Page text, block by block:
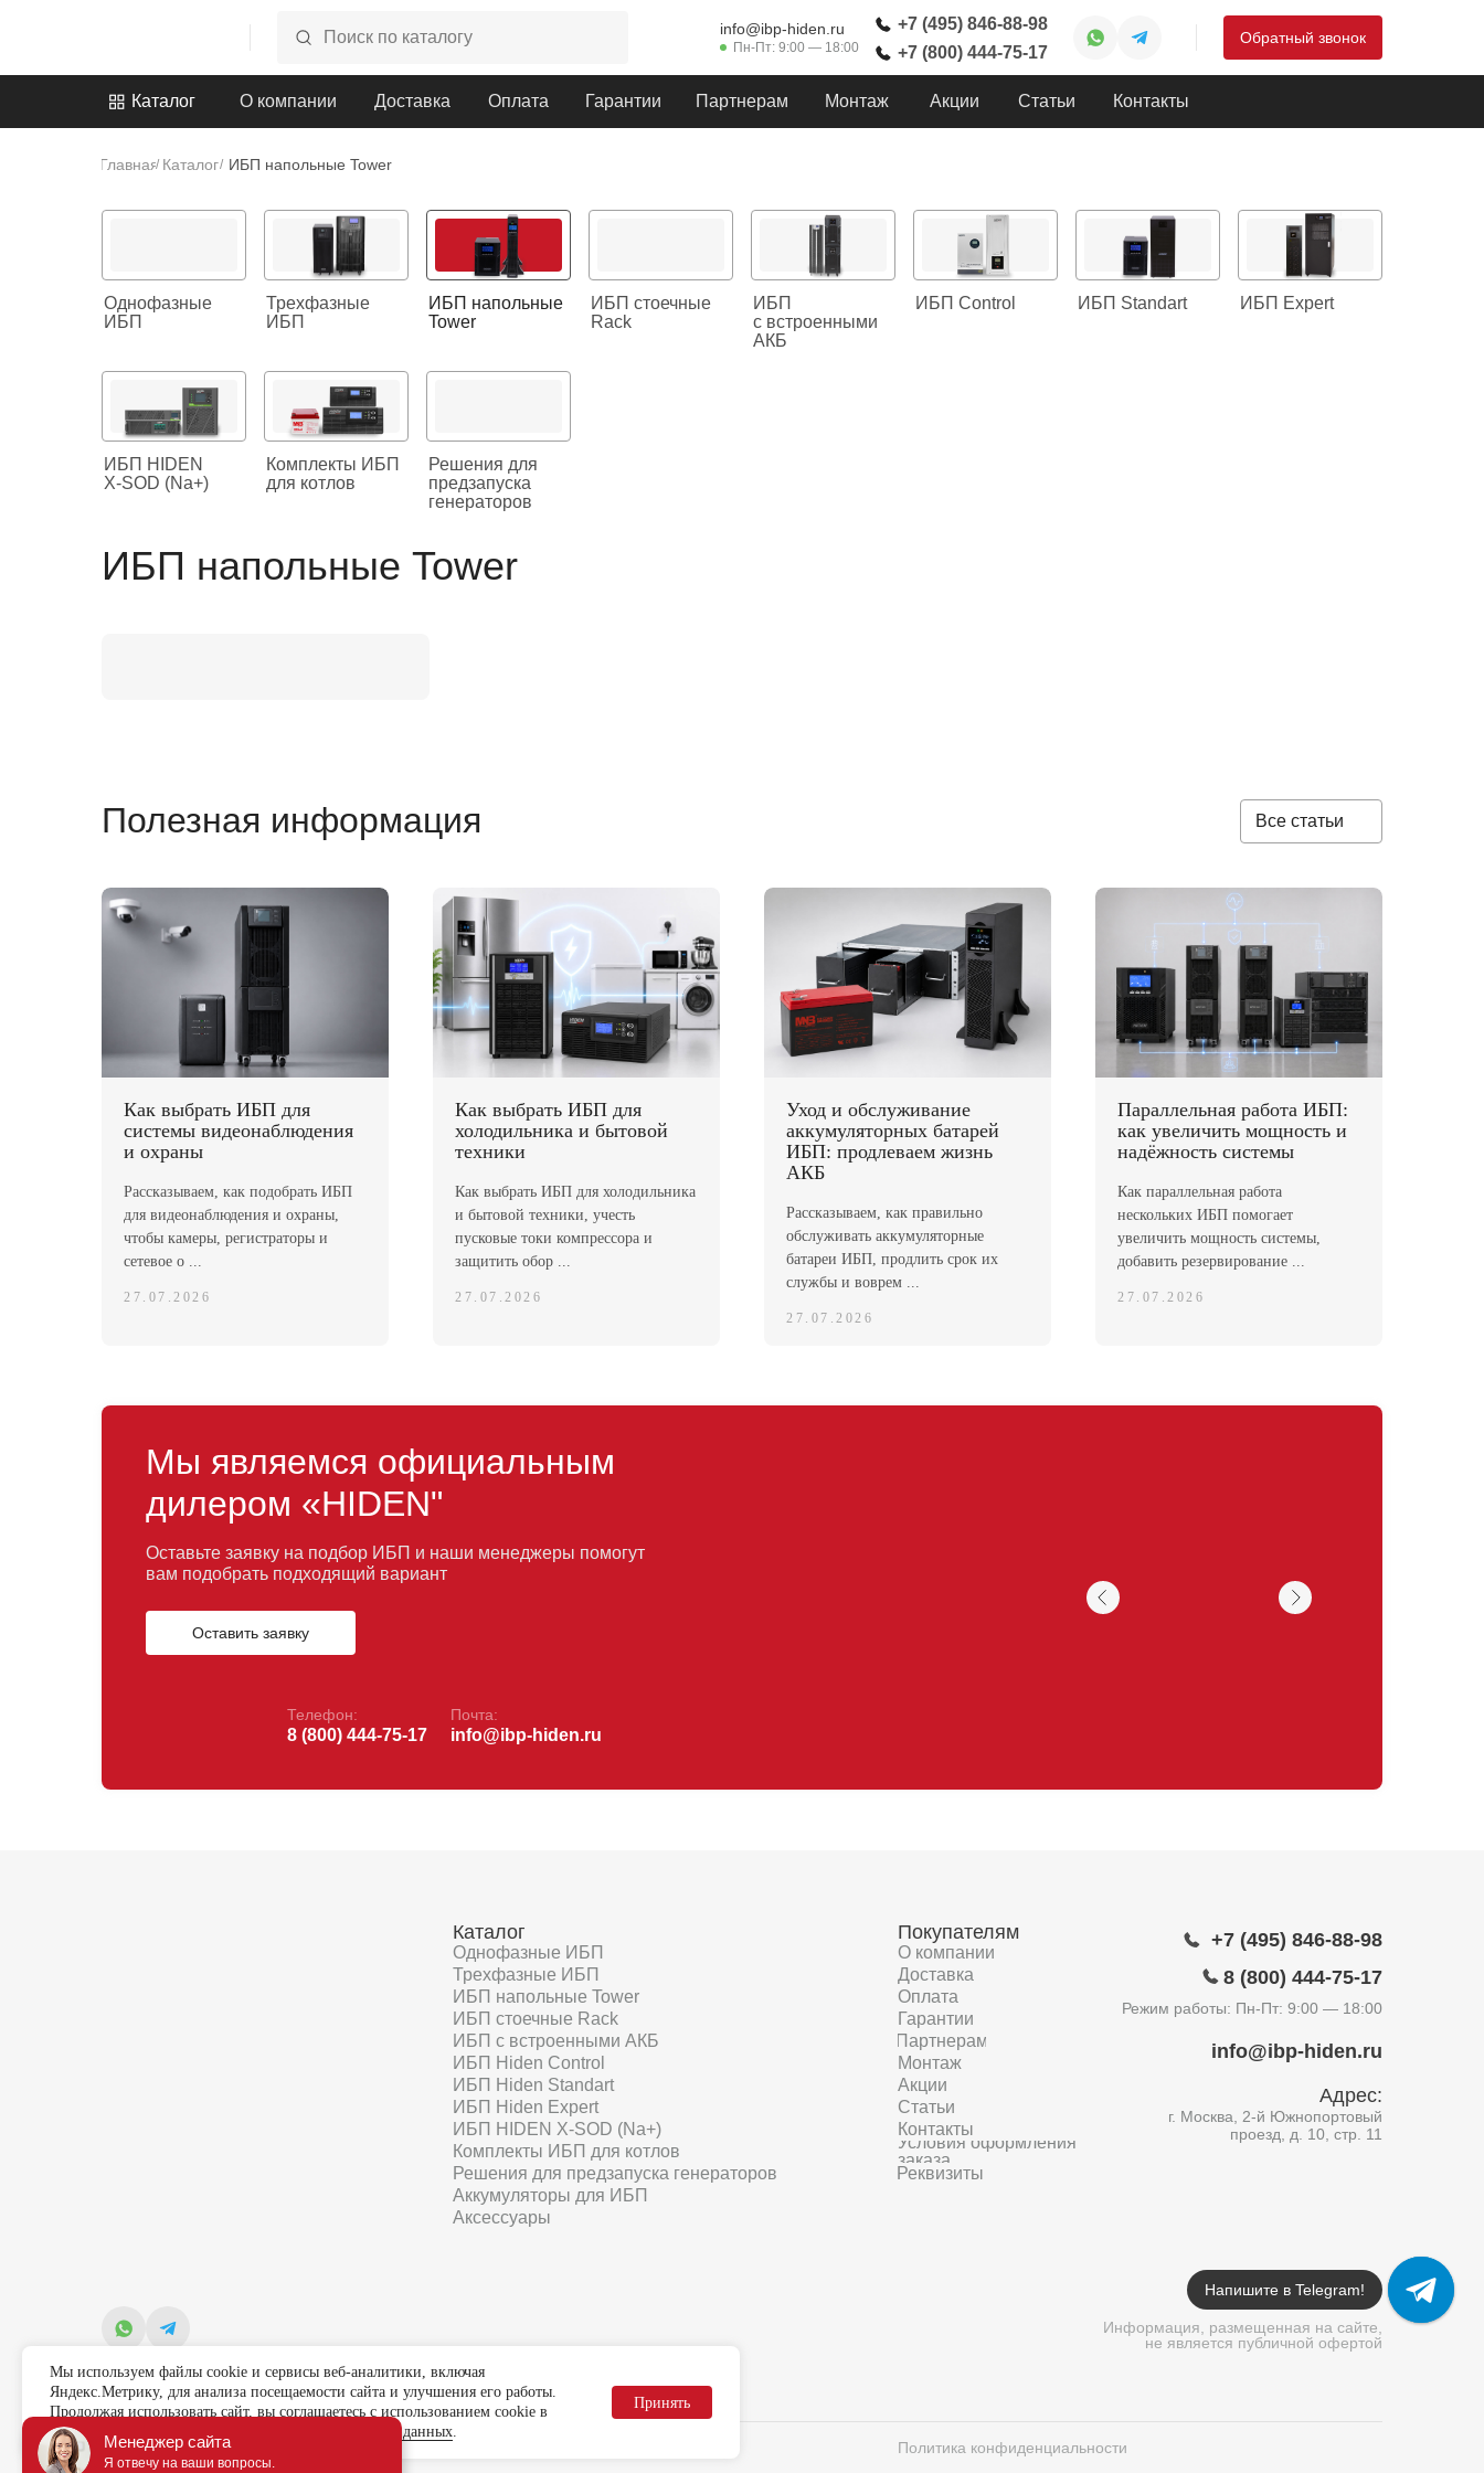
+7 (495) 846-88-98
info@ibp-hiden.ru Обратный звонок
Пн-Пт: 9:00 — 18:00 +7 (800) 444-75-17
Каталог О компании Доставка Оплата Гарантии Монтаж
Партнерам Акции Статьи Контакты
Главная/ Каталог/ ИБП напольные Tower
Однофазные
ИБП
Трехфазные
ИБП
ИБП напольные
Tower
ИБП стоечные
Rack
ИБП
с встроенными
АКБ
ИБП Control ИБП Standart ИБП Expert
ИБП HIDEN
X-SOD (Na+)
Комплекты ИБП
для котлов
Решения для
предзапуска
генераторов
ИБП напольные Tower
Полезная информация Все статьи
Как выбрать ИБП для
системы видеонаблюдения
и охраны
Рассказываем, как подобрать ИБП
для видеонаблюдения и охраны,
чтобы камеры, регистраторы и
сетевое о ...
27.07.2026
Как выбрать ИБП для
холодильника и бытовой
техники
Как выбрать ИБП для холодильника
и бытовой техники, учесть
пусковые токи компрессора и
защитить обор ...
27.07.2026
Уход и обслуживание
аккумуляторных батарей
ИБП: продлеваем жизнь
АКБ
Рассказываем, как правильно
обслуживать аккумуляторные
батареи ИБП, продлить срок их
службы и воврем ...
27.07.2026
Параллельная работа ИБП:
как увеличить мощность и
надёжность системы
Как параллельная работа
нескольких ИБП помогает
увеличить мощность системы,
добавить резервирование ...
27.07.2026
Мы являемся официальным
дилером «HIDEN"
Телефон:
8 (800) 444-75-17
Почта:
info@ibp-hiden.ru
Оставьте заявку на подбор ИБП и наши менеджеры помогут
вам подобрать подходящий вариант
Оставить заявку
Покупателям
О компании
Доставка
Оплата
Гарантии
Партнерам
Монтаж
Акции
Статьи
Контакты
Условия оформления
заказа
Реквизиты
Каталог
Однофазные ИБП
Трехфазные ИБП
ИБП напольные Tower
ИБП стоечные Rack
ИБП с встроенными АКБ
ИБП Hiden Control
ИБП Hiden Standart
ИБП Hiden Expert
ИБП HIDEN X-SOD (Na+)
Комплекты ИБП для котлов
Решения для предзапуска генераторов
Аккумуляторы для ИБП
Аксессуары
Режим работы: Пн-Пт: 9:00 — 18:00
info@ibp-hiden.ru
+7 (495) 846-88-98
Адрес:
г. Москва, 2-й Южнопортовый
проезд, д. 10, стр. 11
Информация, размещенная на сайте,
не является публичной офертой
© 2021-2026 Официальный дилер «HIDEN» Политика конфиденциальности
8 (800) 444-75-17
Мы используем файлы cookie и сервисы веб-аналитики, включая
Яндекс.Метрику, для анализа посещаемости сайта и улучшения его работы.
Продолжая использовать сайт, вы соглашаетесь с использованием cookie в
соответствии с
Политикой обработки персональных данных.
Принять
Менеджер сайта
Я отвечу на ваши вопросы.
Напишите в Telegram!